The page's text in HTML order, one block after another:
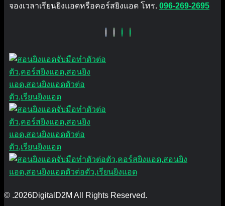
จองเวลาเรียนยิงแอดหรือคอร์สยิงแอด โทร. 096-269-2695
© .2026DigitalD2M All Rights Reserved.